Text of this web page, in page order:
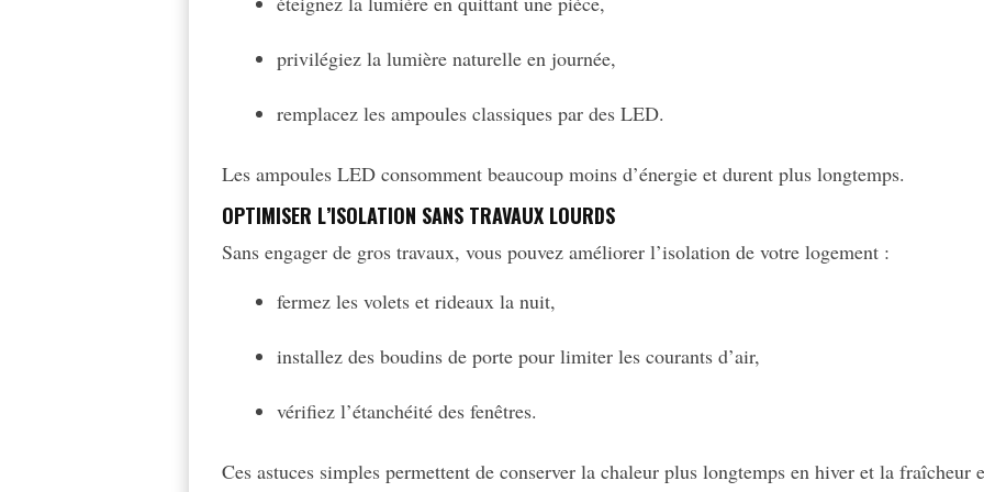
privilégiez la lumière naturelle en journée,
remplacez les ampoules classiques par des LED.
Les ampoules LED consomment beaucoup moins d’énergie et durent plus longtemps.
OPTIMISER L’ISOLATION SANS TRAVAUX LOURDS
Sans engager de gros travaux, vous pouvez améliorer l’isolation de votre logement :
fermez les volets et rideaux la nuit,
installez des boudins de porte pour limiter les courants d’air,
vérifiez l’étanchéité des fenêtres.
Ces astuces simples permettent de conserver la chaleur plus longtemps en hiver et la fraîcheur